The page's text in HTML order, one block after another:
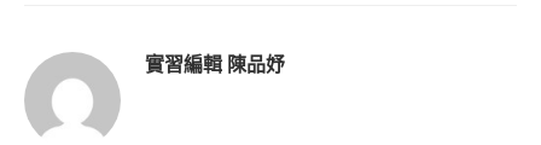
實習編輯 陳品妤